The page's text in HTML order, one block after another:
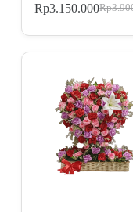
Rp
Rp3.150.000